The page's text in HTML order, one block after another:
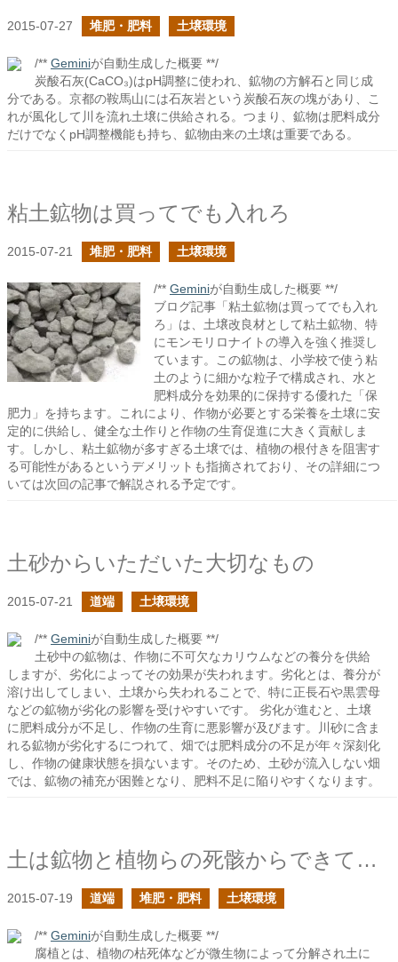
2015-07-27 堆肥・肥料 土壌環境
/** Geminiが自動生成した概要 **/
炭酸石灰(CaCO₃)はpH調整に使われ、鉱物の方解石と同じ成
分である。京都の鞍馬山には石灰岩という炭酸石灰の塊があり、こ
れが風化して川を流れ土壌に供給される。つまり、鉱物は肥料成分
だけでなくpH調整機能も持ち、鉱物由来の土壌は重要である。
粘土鉱物は買ってでも入れろ
2015-07-21 堆肥・肥料 土壌環境
/** Geminiが自動生成した概要 **/
ブログ記事「粘土鉱物は買ってでも入れ
ろ」は、土壌改良材として粘土鉱物、特
にモンモリロナイトの導入を強く推奨し
ています。この鉱物は、小学校で使う粘
土のように細かな粒子で構成され、水と
肥料成分を効果的に保持する優れた「保
肥力」を持ちます。これにより、作物が必要とする栄養を土壌に安
定的に供給し、健全な土作りと作物の生育促進に大きく貢献しま
す。しかし、粘土鉱物が多すぎる土壌では、植物の根付きを阻害す
る可能性があるというデメリットも指摘されており、その詳細につ
いては次回の記事で解説される予定です。
土砂からいただいた大切なもの
2015-07-21 道端 土壌環境
/** Geminiが自動生成した概要 **/
土砂中の鉱物は、作物に不可欠なカリウムなどの養分を供給
しますが、劣化によってその効果が失われます。劣化とは、養分が
溶け出してしまい、土壌から失われることで、特に正長石や黒雲母
などの鉱物が劣化の影響を受けやすいです。 劣化が進むと、土壌
に肥料成分が不足し、作物の生育に悪影響が及びます。川砂に含ま
れる鉱物が劣化するにつれて、畑では肥料成分の不足が年々深刻化
し、作物の健康状態を損ないます。そのため、土砂が流入しない畑
では、鉱物の補充が困難となり、肥料不足に陥りやすくなります。
土は鉱物と植物らの死骸からできている
2015-07-19 道端 堆肥・肥料 土壌環境
/** Geminiが自動生成した概要 **/
腐植とは、植物の枯死体などが微生物によって分解され土に